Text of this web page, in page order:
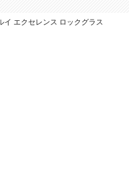
イ エクセレンス ロックグラス